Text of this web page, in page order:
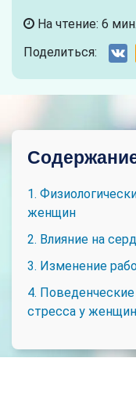
На чтение: 6 мин.
Поделиться:
1.
женщин
2. Влияние на
3. Изменение
4.
стресса у женщин